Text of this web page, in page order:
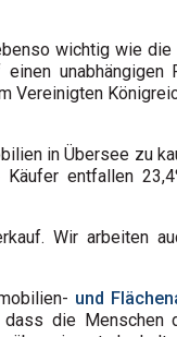
wichtig wie
unabhängigen
Vereinigten
in Übersee zu
entfallen
Wir arbeiten
und
die Menschen